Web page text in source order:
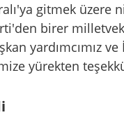
gitmek üzere
birer
yardımcımız
yürekten